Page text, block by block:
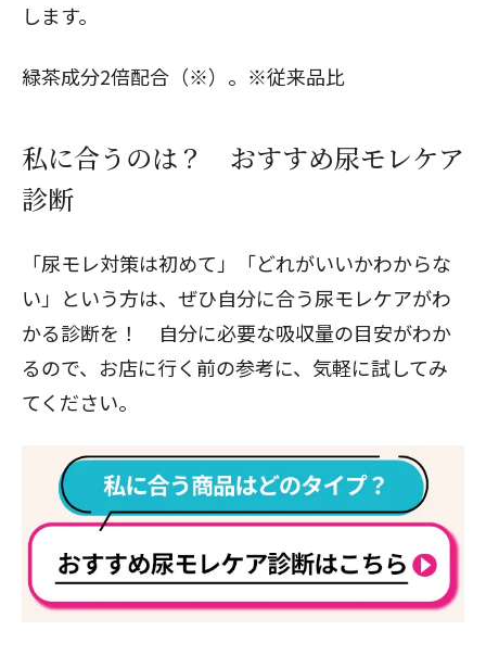
します。
緑茶成分2倍配合（※）。※従来品比
私に合うのは？ おすすめ尿モレケア
診断
「尿モレ対策は初めて」「どれがいいかわからな
い」という方は、ぜひ自分に合う尿モレケアがわ
かる診断を！ 自分に必要な吸収量の目安がわか
るので、お店に行く前の参考に、気軽に試してみ
てください。